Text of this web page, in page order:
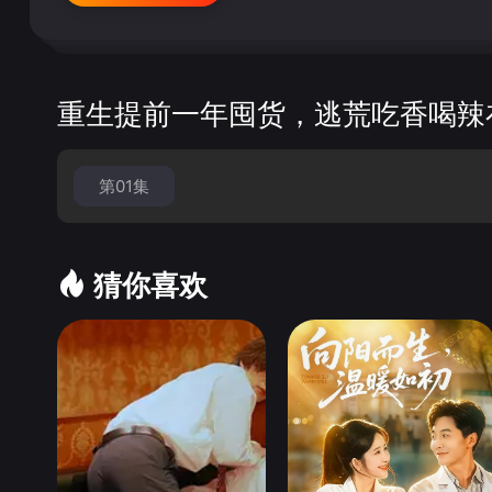
重生提前一年囤货，逃荒吃香喝
第01集
猜你喜欢